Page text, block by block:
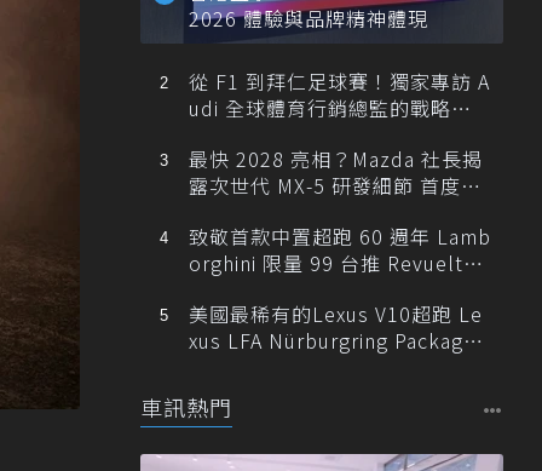
2026 體驗與品牌精神體現
從 F1 到拜仁足球賽！獨家專訪 A
udi 全球體育行銷總監的戰略布
最快 2028 亮相？Mazda 社長揭
露次世代 MX-5 研發細節 首度支
致敬首款中置超跑 60 週年 Lamb
orghini 限量 99 台推 Revuelto
美國最稀有的Lexus V10超跑 Le
xus LFA Nürburgring Package
車訊熱門